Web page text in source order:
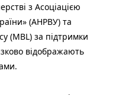
з Асоціацією
(АНРВУ) та
(MBL) за підтримки
відображають